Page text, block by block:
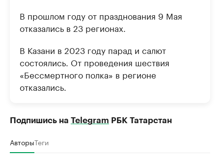
В прошлом году от празднования 9 Мая
отказались в 23 регионах.
В Казани в 2023 году парад и салют
состоялись. От проведения шествия
«Бессмертного полка» в регионе
отказались.
Подпишись на Telegram РБК Татарстан
АвторыТеги